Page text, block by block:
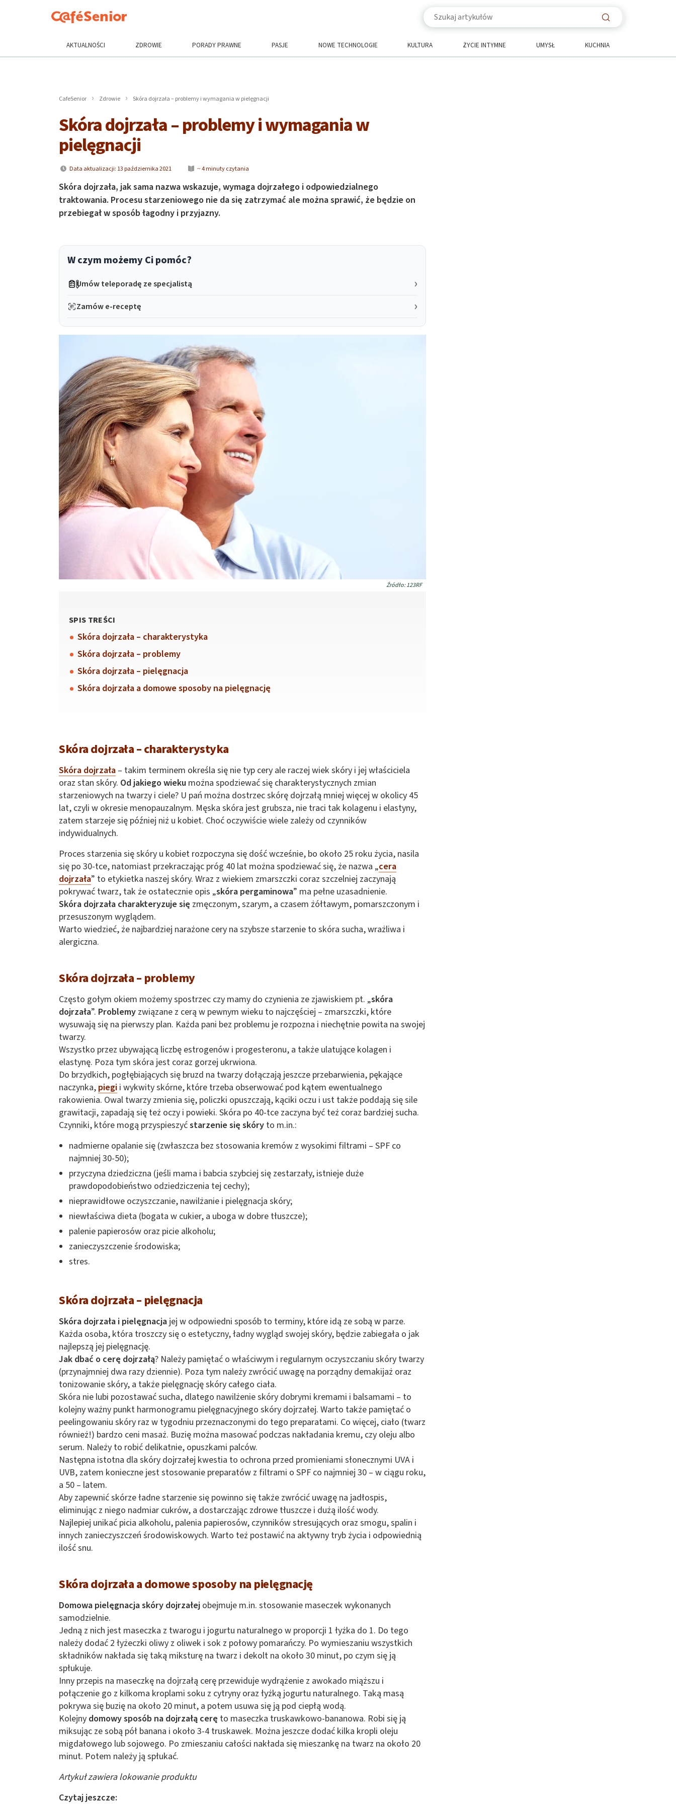
AKTUALNOŚCI ZDROWIE PORADY PRAWNE PASJE NOWE TECHNOLOGIE KULTURA ŻYCIE INTYMNE UMYSŁ KUCHNIA
CafeSenior Zdrowie Skóra dojrzała – problemy i wymagania w pielęgnacji
Skóra dojrzała – problemy i wymagania w
pielęgnacji
Data aktualizacji: 13 października 2021 ~ 4 minuty czytania
Skóra dojrzała, jak sama nazwa wskazuje, wymaga dojrzałego i odpowiedzialnego
traktowania. Procesu starzeniowego nie da się zatrzymać ale można sprawić, że będzie on
przebiegał w sposób łagodny i przyjazny.
W czym możemy Ci pomóc?
Umów teleporadę ze specjalistą
Zamów e-receptę
Źródło: 123RF
SPIS TREŚCI
Skóra dojrzała – charakterystyka
Skóra dojrzała – problemy
Skóra dojrzała – pielęgnacja
Skóra dojrzała a domowe sposoby na pielęgnację
Skóra dojrzała – charakterystyka
Skóra dojrzała – takim terminem określa się nie typ cery ale raczej wiek skóry i jej właściciela
oraz stan skóry. Od jakiego wieku można spodziewać się charakterystycznych zmian
starzeniowych na twarzy i ciele? U pań można dostrzec skórę dojrzałą mniej więcej w okolicy 45
lat, czyli w okresie menopauzalnym. Męska skóra jest grubsza, nie traci tak kolagenu i elastyny,
zatem starzeje się później niż u kobiet. Choć oczywiście wiele zależy od czynników
indywidualnych.
Proces starzenia się skóry u kobiet rozpoczyna się dość wcześnie, bo około 25 roku życia, nasila
się po 30-tce, natomiast przekraczając próg 40 lat można spodziewać się, że nazwa „cera
dojrzała” to etykietka naszej skóry. Wraz z wiekiem zmarszczki coraz szczelniej zaczynają
pokrywać twarz, tak że ostatecznie opis „skóra pergaminowa” ma pełne uzasadnienie.
Skóra dojrzała charakteryzuje się zmęczonym, szarym, a czasem żółtawym, pomarszczonym i
przesuszonym wyglądem.
Warto wiedzieć, że najbardziej narażone cery na szybsze starzenie to skóra sucha, wrażliwa i
alergiczna.
Skóra dojrzała – problemy
Często gołym okiem możemy spostrzec czy mamy do czynienia ze zjawiskiem pt. „skóra
dojrzała”. Problemy związane z cerą w pewnym wieku to najczęściej – zmarszczki, które
wysuwają się na pierwszy plan. Każda pani bez problemu je rozpozna i niechętnie powita na swojej
twarzy.
Wszystko przez ubywającą liczbę estrogenów i progesteronu, a także ulatujące kolagen i
elastynę. Poza tym skóra jest coraz gorzej ukrwiona.
Do brzydkich, pogłębiających się bruzd na twarzy dołączają jeszcze przebarwienia, pękające
naczynka, piegi i wykwity skórne, które trzeba obserwować pod kątem ewentualnego
rakowienia. Owal twarzy zmienia się, policzki opuszczają, kąciki oczu i ust także poddają się sile
grawitacji, zapadają się też oczy i powieki. Skóra po 40-tce zaczyna być też coraz bardziej sucha.
Czynniki, które mogą przyspieszyćstarzenie się skóry to m.in.:
nadmierne opalanie się (zwłaszcza bez stosowania kremów z wysokimi filtrami – SPF co
najmniej 30-50);
przyczyna dziedziczna (jeśli mama i babcia szybciej się zestarzały, istnieje duże
prawdopodobieństwo odziedziczenia tej cechy);
nieprawidłowe oczyszczanie, nawilżanie i pielęgnacja skóry;
niewłaściwa dieta (bogata w cukier, a uboga w dobre tłuszcze);
palenie papierosów oraz picie alkoholu;
zanieczyszczenie środowiska;
stres.
Skóra dojrzała – pielęgnacja
Skóra dojrzała i pielęgnacja jej w odpowiedni sposób to terminy, które idą ze sobą w parze.
Każda osoba, która troszczy się o estetyczny, ładny wygląd swojej skóry, będzie zabiegała o jak
najlepszą jej pielęgnację.
Jak dbać o cerę dojrzałą? Należy pamiętać o właściwym i regularnym oczyszczaniu skóry twarzy
(przynajmniej dwa razy dziennie). Poza tym należy zwrócić uwagę na porządny demakijaż oraz
tonizowanie skóry, a także pielęgnację skóry całego ciała.
Skóra nie lubi pozostawać sucha, dlatego nawilżenie skóry dobrymi kremami i balsamami – to
kolejny ważny punkt harmonogramu pielęgnacyjnego skóry dojrzałej. Warto także pamiętać o
peelingowaniu skóry raz w tygodniu przeznaczonymi do tego preparatami. Co więcej, ciało (twarz
również!) bardzo ceni masaż. Buzię można masować podczas nakładania kremu, czy oleju albo
serum. Należy to robić delikatnie, opuszkami palców.
Następna istotna dla skóry dojrzałej kwestia to ochrona przed promieniami słonecznymi UVA i
UVB, zatem konieczne jest stosowanie preparatów z filtrami o SPF co najmniej 30 – w ciągu roku,
a 50 – latem.
Aby zapewnić skórze ładne starzenie się powinno się także zwrócić uwagę na jadłospis,
eliminując z niego nadmiar cukrów, a dostarczając zdrowe tłuszcze i dużą ilość wody.
Najlepiej unikać picia alkoholu, palenia papierosów, czynników stresujących oraz smogu, spalin i
innych zanieczyszczeń środowiskowych. Warto też postawić na aktywny tryb życia i odpowiednią
ilość snu.
Skóra dojrzała a domowe sposoby na pielęgnację
Domowa pielęgnacja skóry dojrzałej obejmuje m.in. stosowanie maseczek wykonanych
samodzielnie.
Jedną z nich jest maseczka z twarogu i jogurtu naturalnego w proporcji 1 łyżka do 1. Do tego
należy dodać 2 łyżeczki oliwy z oliwek i sok z połowy pomarańczy. Po wymieszaniu wszystkich
składników nakłada się taką miksturę na twarz i dekolt na około 30 minut, po czym się ją
spłukuje.
Inny przepis na maseczkę na dojrzałą cerę przewiduje wydrążenie z awokado miąższu i
połączenie go z kilkoma kroplami soku z cytryny oraz łyżką jogurtu naturalnego. Taką masą
pokrywa się buzię na około 20 minut, a potem usuwa się ją pod ciepłą wodą.
Kolejny domowy sposób na dojrzałą cerę to maseczka truskawkowo-bananowa. Robi się ją
miksując ze sobą pół banana i około 3-4 truskawek. Można jeszcze dodać kilka kropli oleju
migdałowego lub sojowego. Po zmieszaniu całości nakłada się mieszankę na twarz na około 20
minut. Potem należy ją spłukać.
Artykuł zawiera lokowanie produktu
Czytaj jeszcze: